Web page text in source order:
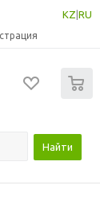
KZ RU
Найти